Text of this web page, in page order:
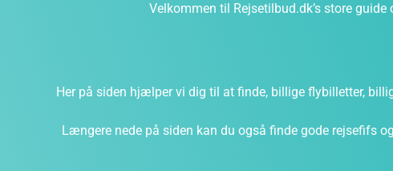
Velkommen til Rejsetilbud.dk’s store
Her på siden hjælper vi dig til at finde, billige flybilletter,
Længere nede på siden kan du også finde gode rejsefifs